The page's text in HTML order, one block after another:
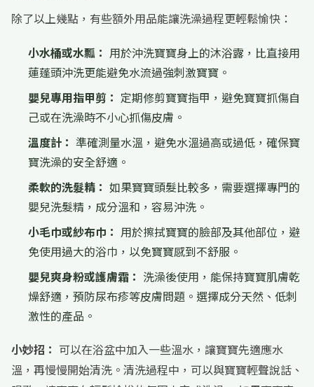
除了以上幾點，有些額外用品能讓洗澡過程更輕鬆愉快：
小水桶或水瓢： 用於沖洗寶寶身上的沐浴露，比直接用
蓮蓬頭沖洗更能避免水流過強刺激寶寶。
嬰兒專用指甲剪： 定期修剪寶寶指甲，避免寶寶抓傷自
己或在洗澡時不小心抓傷皮膚。
溫度計： 準確測量水溫，避免水溫過高或過低，確保寶
寶洗澡的安全舒適。
柔軟的洗髮精： 如果寶寶頭髮比較多，需要選擇專門的
嬰兒洗髮精，成分溫和，容易沖洗。
小毛巾或紗布巾： 用於擦拭寶寶的臉部及其他部位，避
免使用過大的浴巾，以免寶寶感到不舒服。
嬰兒爽身粉或護膚霜： 洗澡後使用，能保持寶寶肌膚乾
燥舒適，預防尿布疹等皮膚問題。選擇成分天然、低刺
激性的產品。
小妙招： 可以在浴盆中加入一些溫水，讓寶寶先適應水
溫，再慢慢開始清洗。清洗過程中，可以與寶寶輕聲說話、